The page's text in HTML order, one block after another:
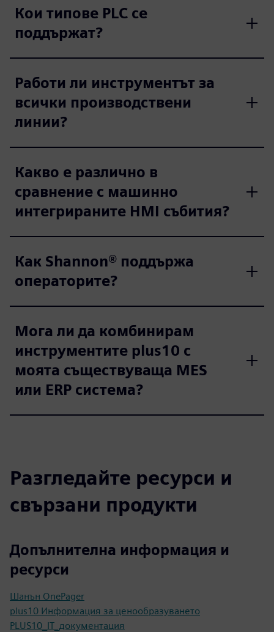
Кои типове PLC се
поддържат?
Работи ли инструментът за
всички производствени
линии?
Какво е различно в
сравнение с машинно
интегрираните HMI събития?
Как Shannon® поддържа
операторите?
Мога ли да комбинирам
инструментите plus10 с
моята съществуваща MES
или ERP система?
Разгледайте ресурси и
свързани продукти
Допълнителна информация и
ресурси
Шанън OnePager
plus10 Информация за ценообразуването
PLUS10_IT_документация